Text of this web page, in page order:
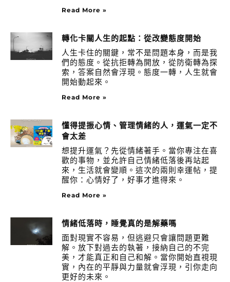
Read More »
轉化卡關人生的起點：從改變態度開始
人生卡住的關鍵，常不是問題本身，而是我
們的態度。從抗拒轉為開放，從防衛轉為探
索，答案自然會浮現。態度一轉，人生就會
開始動起來。
Read More »
懂得提振心情、管理情緒的人，運氣一定不
會太差
想提升運氣？先從情緒著手。當你專注在喜
歡的事物，並允許自己情緒低落後再站起
來，生活就會變順。這次的兩則幸運帖，提
醒你：心情好了，好事才進得來。
Read More »
情緒低落時，睡覺真的是解藥嗎
面對現實不容易，但逃避只會讓問題更難
解。放下對過去的執著，接納自己的不完
美，才能真正和自己和解。當你開始直視現
實，內在的平靜與力量就會浮現，引你走向
更好的未來。